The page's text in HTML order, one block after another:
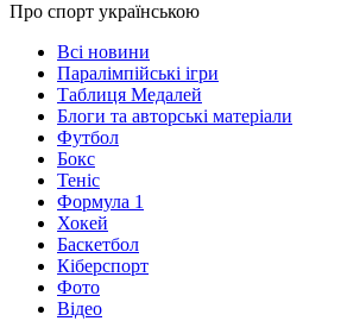
Про спорт українською
Всі новини
Паралімпійські ігри
Таблиця Медалей
Блоги та авторські матеріали
Футбол
Бокс
Теніс
Формула 1
Хокей
Баскетбол
Кіберспорт
Фото
Відео